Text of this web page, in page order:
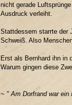
nicht gerade
Ausdruck verleiht.
Stattdessem starrte der
Schweiß. Also
Erst als Bernhard ihn in
Warum gingen diese
~ " Am Dorfrand war ein